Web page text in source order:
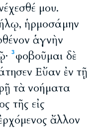
μου.
ἡρμοσάμην
ἁγνὴν
3 φοβοῦμαι δὲ
Εὔαν ἐν τῇ
τὰ νοήματα
τῆς εἰς
ἄλλον